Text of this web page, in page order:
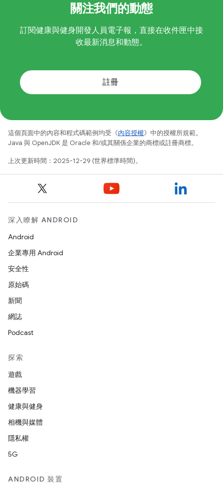
關注我們的動態
訂閱健康與健身開發人員電子報，直接在收件匣中接
收最新消息和動態。
註冊
這個頁面中的內容和程式碼範例均受《內容授權》中的授權所規範。
Java 與 OpenJDK 是 Oracle 和/或其關係企業的商標或註冊商標。
上次更新時間：2025-12-29 (世界標準時間)。
深入瞭解 ANDROID
Android
企業專用 Android
安全性
原始碼
新聞
網誌
Podcast
探索
遊戲
機器學習
健康與健身
相機與媒體
隱私權
5G
ANDROID 裝置